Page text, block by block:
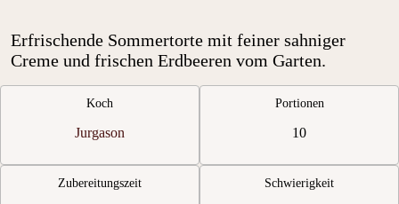
Erfrischende Sommertorte mit feiner sahniger
Creme und frischen Erdbeeren vom Garten.
Koch
Jurgason
Portionen
10
Zubereitungszeit Schwierigkeit